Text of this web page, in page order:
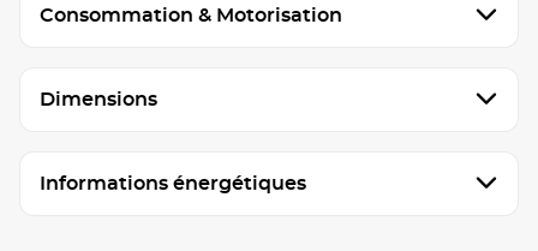
Consommation & Motorisation
Dimensions
Informations énergétiques